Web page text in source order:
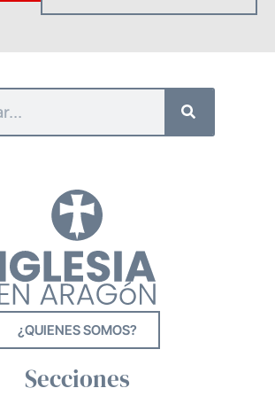
¿QUIENES SOMOS?
Secciones